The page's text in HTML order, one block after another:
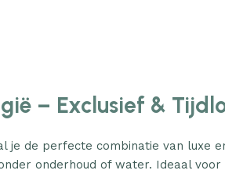
– Exclusief &
je de perfecte combinatie van luxe
onderhoud of water. Ideaal